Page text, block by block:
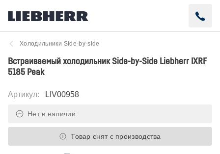
Холодильники Side-by-side
Встраиваемый холодильник Side-by-Side Liebherr IXRF
5185 Peak
Артикул: LIV00958
Нет в наличии
Товар снят с производства